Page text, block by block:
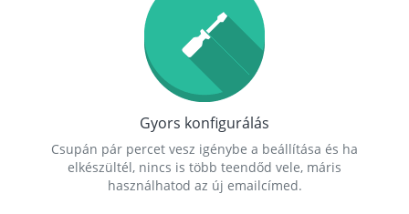
Gyors konfigurálás
Csupán pár percet vesz igénybe a beállítása és ha
elkészültél, nincs is több teendőd vele, máris
használhatod az új emailcímed.